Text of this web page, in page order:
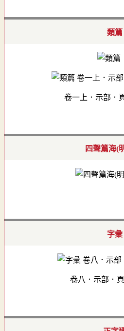
類篇
卷一上．示部．
四聲篇海(
字彙
卷八．示部．